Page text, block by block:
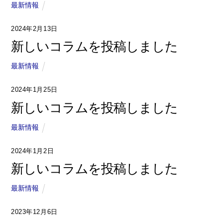
最新情報
2024年2月13日
新しいコラムを投稿しました
最新情報
2024年1月25日
新しいコラムを投稿しました
最新情報
2024年1月2日
新しいコラムを投稿しました
最新情報
2023年12月6日